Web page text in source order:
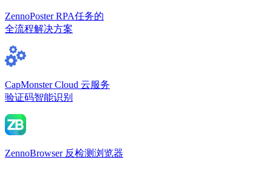
ZennoPosterRPA任务的
全流程解决方案
CapMonster Cloud 云服务
验证码智能识别
ZennoBrowser 反检测浏览器